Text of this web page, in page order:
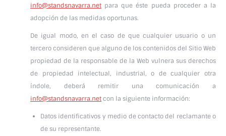
info@standsnavarra.net para que éste pueda proceder a la
adopción de las medidas oportunas.
De igual modo, en el caso de que cualquier usuario o un
tercero consideren que alguno de los contenidos del Sitio Web
propiedad de la responsable de la Web vulnera sus derechos
de propiedad intelectual, industrial, o de cualquier otra
índole, deberá remitir una comunicación a
info@standsnavarra.netcon la siguiente información:
Datos identificativos y medio de contacto del reclamante o
de su representante.